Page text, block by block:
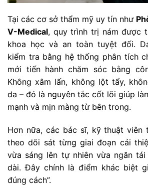
Tại các cơ sở thẩm mỹ uy tín như
V-Medical, quy trình trị nám được
khoa học và an toàn tuyệt đối.
kiểm tra bằng hệ thống phân tích
mới tiến hành chăm sóc bằng
Không xâm lấn, không lột tẩy,
da – đó là nguyên tắc cốt lõi giúp
mạnh và mịn màng từ bên trong.
Hơn nữa, các bác sĩ, kỹ thuật viên
theo dõi sát từng giai đoạn cải
vừa sáng lên tự nhiên vừa ngăn tái
dài. Đây chính là điểm khác biệt
đúng cách”.